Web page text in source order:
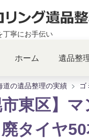
丁寧にお手伝い
ホーム 遺品整
道の遺品整理の実績 ゴ
市東区】
タイヤ